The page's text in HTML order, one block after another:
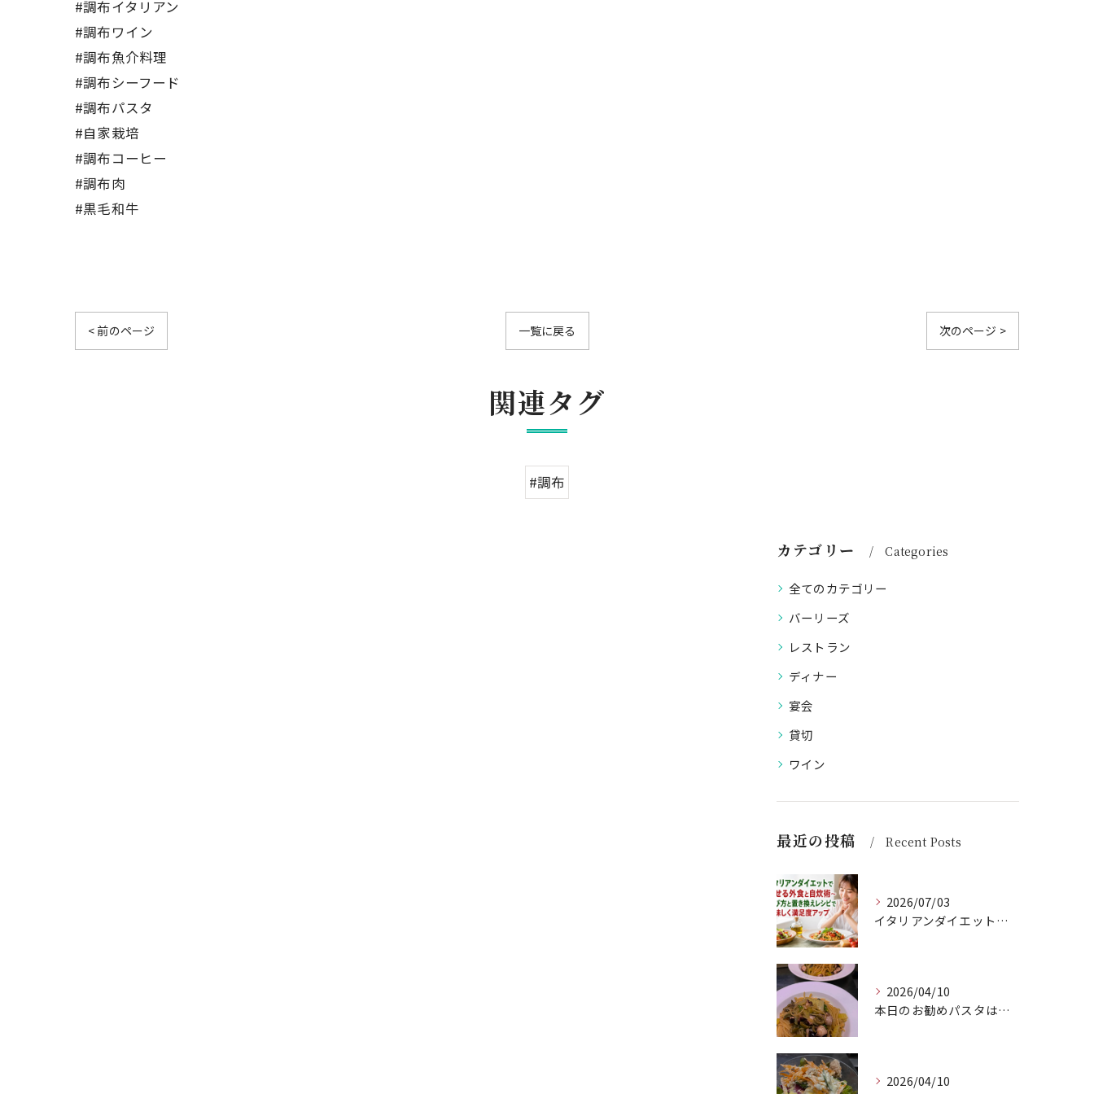
#調布イタリアン
#調布ワイン
#調布魚介料理
#調布シーフード
#調布パスタ
#自家栽培
#調布コーヒー
#調布肉
#黒毛和牛
< 前のページ 一覧に戻る 次のページ >
関連タグ
#調布
カテゴリー Categories
全てのカテゴリー
バーリーズ
レストラン
ディナー
宴会
貸切
ワイン
最近の投稿 Recent Posts
2026/07/03
イタリアンダイエットで痩せる外食と自炊術〜選び方と置き換えレシピで美味しく満足度アップ
2026/04/10
本日のお勧めパスタは、シェフのきまぐれが光る特製ペペロンチー...
2026/04/10